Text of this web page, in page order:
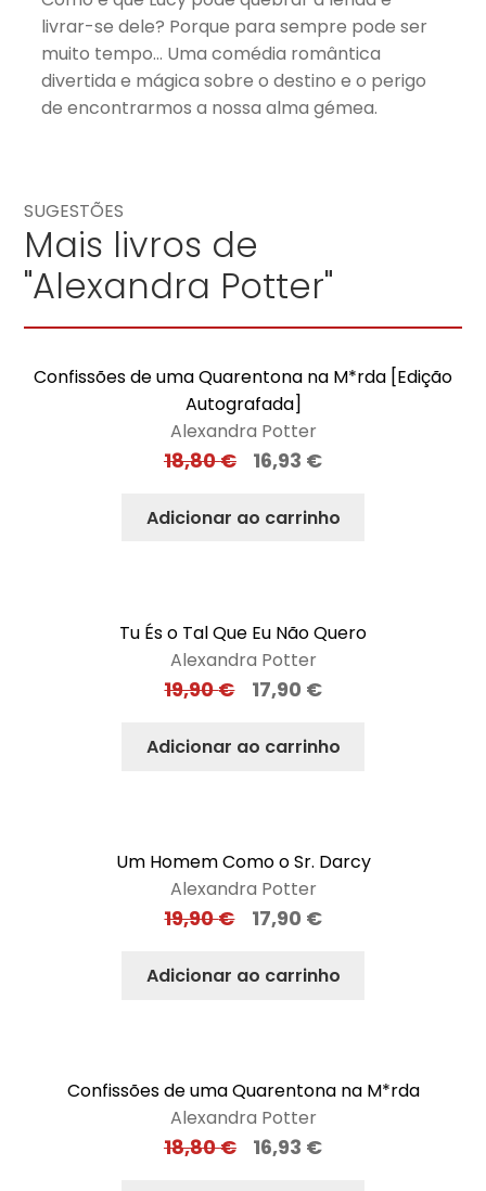
livrar-se dele? Porque para sempre pode ser
muito tempo… Uma comédia romântica
divertida e mágica sobre o destino e o perigo
de encontrarmos a nossa alma gémea.
SUGESTÕES
Mais livros de
"Alexandra Potter"
Confissões de uma Quarentona na M*rda [Edição
Autografada]
Alexandra Potter
18,80€ 16,93 €
Adicionar ao carrinho
Tu És o Tal Que Eu Não Quero
Alexandra Potter
19,90€ 17,90 €
Adicionar ao carrinho
Um Homem Como o Sr. Darcy
Alexandra Potter
19,90€ 17,90 €
Adicionar ao carrinho
Confissões de uma Quarentona na M*rda
Alexandra Potter
18,80€ 16,93 €